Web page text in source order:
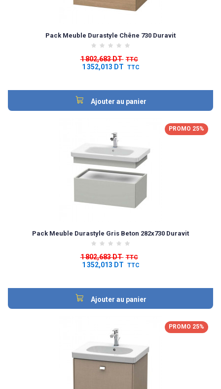
Pack Meuble Durastyle Chêne 730 Duravit
1 802,683 DT TTC
1 352,013 DT TTC
Ajouter au panier
PROMO 25%
Pack Meuble Durastyle Gris Beton 282x730 Duravit
1 802,683 DT TTC
1 352,013 DT TTC
Ajouter au panier
PROMO 25%